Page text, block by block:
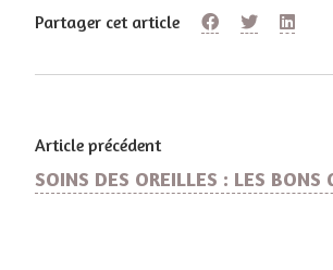
Partager cet article
Article précédent
SOINS DES OREILLES : LES BONS